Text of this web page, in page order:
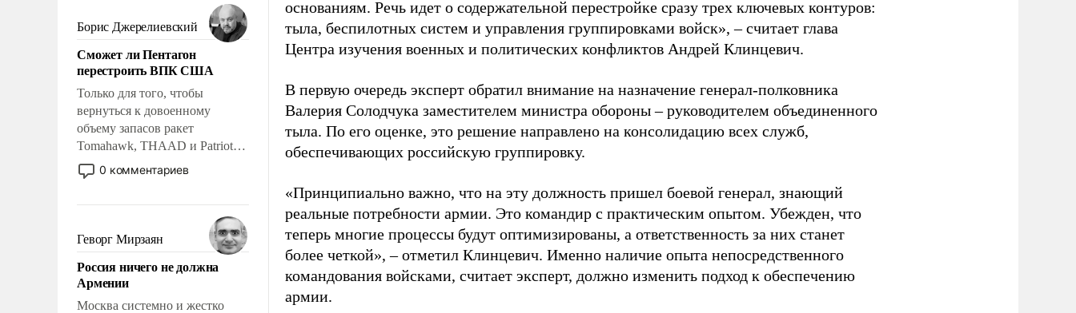
Борис Джерелиевский
Сможет ли Пентагон
перестроить ВПК США
Только для того, чтобы
вернуться к довоенному
объему запасов ракет
Tomahawk, THAAD и Patriot
США потребуется более трех
лет. Даже небольшая война с
Сложившаяся ситуация
означает многолетний период
уязвимости США, например,
перед Китаем.
0 комментариев
Геворг Мирзаян
Россия ничего не должна
Армении
Москва системно и жестко
основаниям. Речь идет о содержательной перестройке сразу трех ключевых контуров:
тыла, беспилотных систем и управления группировками войск», – считает глава
Центра изучения военных и политических конфликтов Андрей Клинцевич.
В первую очередь эксперт обратил внимание на назначение генерал-полковника
Валерия Солодчука заместителем министра обороны – руководителем объединенного
тыла. По его оценке, это решение направлено на консолидацию всех служб,
обеспечивающих российскую группировку.
«Принципиально важно, что на эту должность пришел боевой генерал, знающий
реальные потребности армии. Это командир с практическим опытом. Убежден, что
теперь многие процессы будут оптимизированы, а ответственность за них станет
более четкой», – отметил Клинцевич. Именно наличие опыта непосредственного
командования войсками, считает эксперт, должно изменить подход к обеспечению
армии.